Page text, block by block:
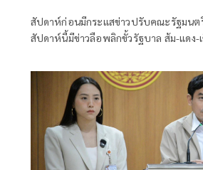
สัปดาห์ก่อนมีกระแสข่าวปรับคณะรัฐมนต
สัปดาห์นี้มีข่าวลือพลิกขั้วรัฐบาล ส้ม-แดง-